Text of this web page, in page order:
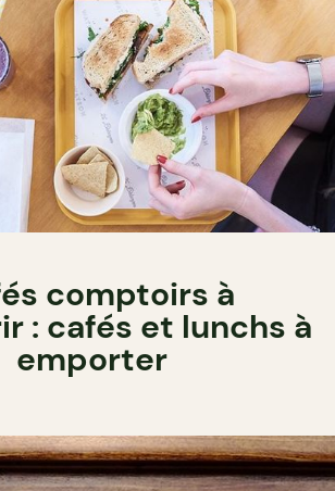
comptoirs à
: cafés et lunchs à
emporter